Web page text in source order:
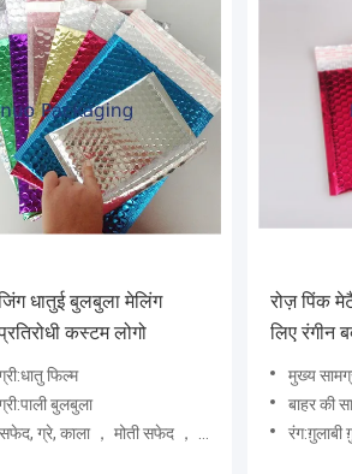
धातुई बुलबुला मेलिंग
कस्टम लोगो
फिल्म
बुलबुला
ग्रे, काला ， मोती सफेद ， लाल। हरा
रोज़ पिंक
लिए रंगीन
मुख्य
बाहर की
रंग:ग़ुलाबी